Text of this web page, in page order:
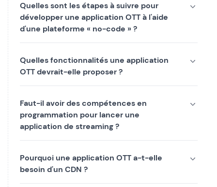
Quelles sont les étapes à suivre pour
développer une application OTT à l'aide
d'une plateforme « no-code » ?
Quelles fonctionnalités une application
OTT devrait-elle proposer ?
Faut-il avoir des compétences en
programmation pour lancer une
application de streaming ?
Pourquoi une application OTT a-t-elle
besoin d'un CDN ?